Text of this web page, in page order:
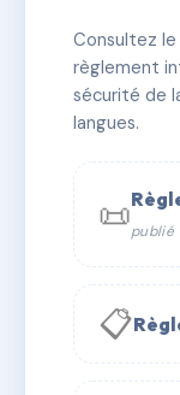
✓ Immatriculée
📞
Consultez
règlement
sécurité de
langues.
📜publié
📋